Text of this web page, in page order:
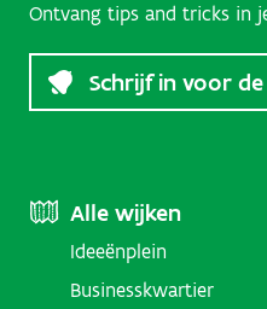
Ontvang tips and tricks in
Schrijf in voor
Footer
Menu
Alle wijken
Ideeënplein
Businesskwartier